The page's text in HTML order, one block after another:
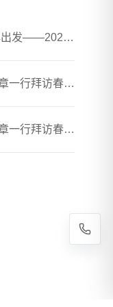
理清思路 拼出业绩，凝心聚力再出发——2026年春煦年中会议暨团建活动圆满落幕
钢之家网站创始人、董事长吴文章一行拜访春煦钢铁胶州加工厂
钢之家网站创始人、董事长吴文章一行拜访春煦钢铁贸易（上海）有限公司